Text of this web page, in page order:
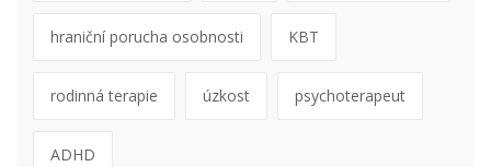
hraniční porucha osobnosti KBT
rodinná terapie úzkost psychoterapeut
ADHD